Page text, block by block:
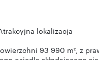
lokalizacja
93 990 m², z